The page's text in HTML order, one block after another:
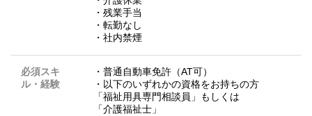
・残業手当
・転勤なし
・社内禁煙
必須スキ
ル・経験
・普通自動車免許（AT可）
・以下のいずれかの資格をお持ちの方
「福祉用具専門相談員」もしくは
「介護福祉士」